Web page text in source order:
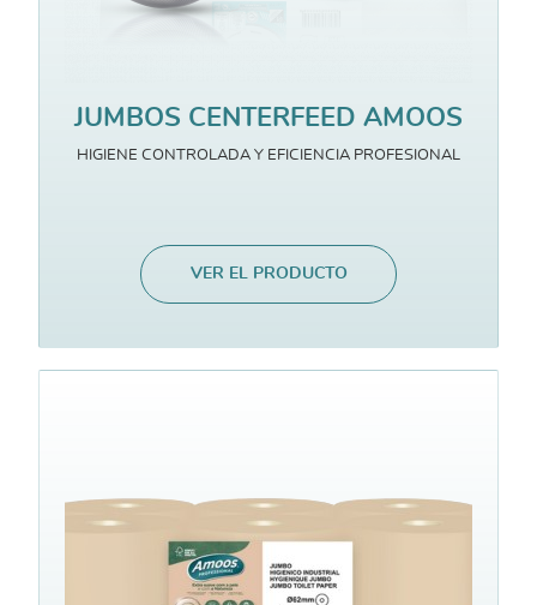
JUMBOS CENTERFEED AMOOS
HIGIENE CONTROLADA Y EFICIENCIA PROFESIONAL
VER EL PRODUCTO